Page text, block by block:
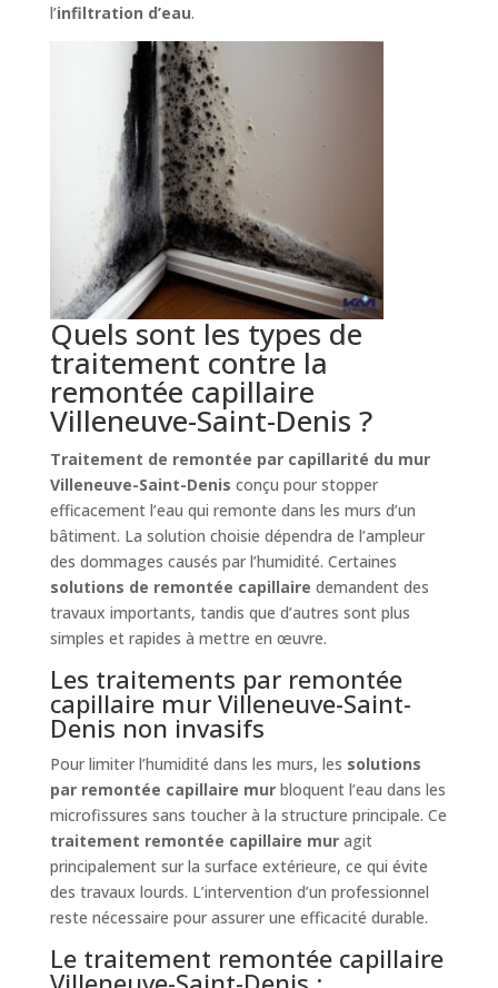
l’infiltration d’eau.
Quels sont les types de
traitement contre la
remontée capillaire
Villeneuve-Saint-Denis ?
Traitement de remontée par capillarité du mur
Villeneuve-Saint-Denis conçu pour stopper
efficacement l’eau qui remonte dans les murs d’un
bâtiment. La solution choisie dépendra de l’ampleur
des dommages causés par l’humidité. Certaines
solutions de remontée capillaire demandent des
travaux importants, tandis que d’autres sont plus
simples et rapides à mettre en œuvre.
Les traitements par remontée
capillaire mur Villeneuve-Saint-
Denis non invasifs
Pour limiter l’humidité dans les murs, les solutions
par remontée capillaire murbloquent l’eau dans les
microfissures sans toucher à la structure principale. Ce
traitement remontée capillaire muragit
principalement sur la surface extérieure, ce qui évite
des travaux lourds. L’intervention d’un professionnel
reste nécessaire pour assurer une efficacité durable.
Le traitement remontée capillaire